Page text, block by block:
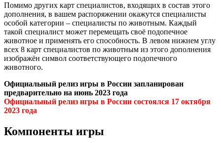
Помимо других карт специалистов, входящих в состав этого
дополнения, в вашем распоряжении окажутся специалисты
особой категории – специалисты по животным. Каждый
такой специалист может перемещать своё подопечное
животное и применять его способность. В левом нижнем углу
всех 8 карт специалистов по животным из этого дополнения
изображён символ соответствующего подопечного
животного.
Официальный релиз игры в России запланирован
предварительно на июнь 2023 года
Официальный релиз игры в России состоялся 17 октября
2023 года
Компоненты игры